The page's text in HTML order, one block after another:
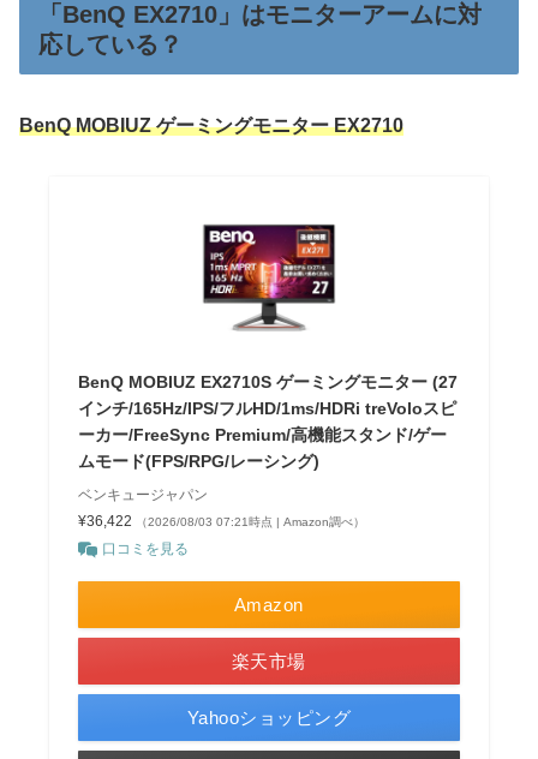
「BenQ EX2710」はモニターアームに対
応している？
BenQ MOBIUZ ゲーミングモニター EX2710
BenQ MOBIUZ EX2710S ゲーミングモニター (27
インチ/165Hz/IPS/フルHD/1ms/HDRi treVoloスピ
ーカー/FreeSync Premium/高機能スタンド/ゲー
ムモード(FPS/RPG/レーシング)
ベンキュージャパン
¥36,422
（2026/08/03 07:21時点 | Amazon調べ）
口コミを見る
Amazon
楽天市場
Yahooショッピング